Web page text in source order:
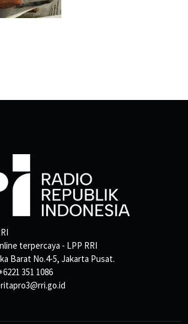
terpercaya - LPP RRI
Barat No.4-5, Jakarta Pusat.
351 1086